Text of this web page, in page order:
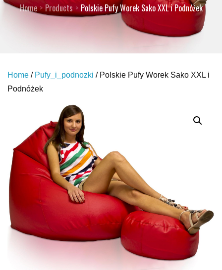
Home Products Polskie Pufy Worek Sako XXL i Podnóżek
Home / Pufy_i_podnozki / Polskie Pufy Worek Sako XXL i
Podnóżek